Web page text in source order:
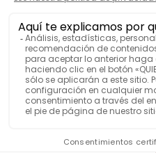
VENDIDO EN
ETIQUETADO
NOTAS AROMÁTICAS